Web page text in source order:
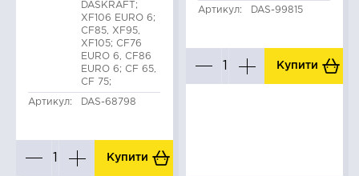
DASKRAFT;
XF106 EURO 6;
CF85, XF95,
XF105; CF76
EURO 6, CF86
EURO 6; CF 65,
CF 75;
Артикул: DAS-68798
Купити
Артикул: DAS-99815
Купити